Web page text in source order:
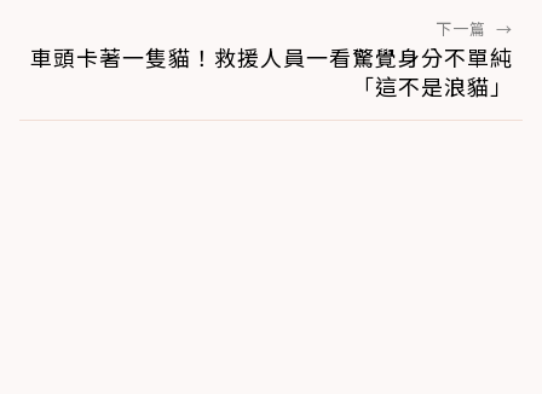
下一篇 →
車頭卡著一隻貓！救援人員一看驚覺身分不單純
「這不是浪貓」